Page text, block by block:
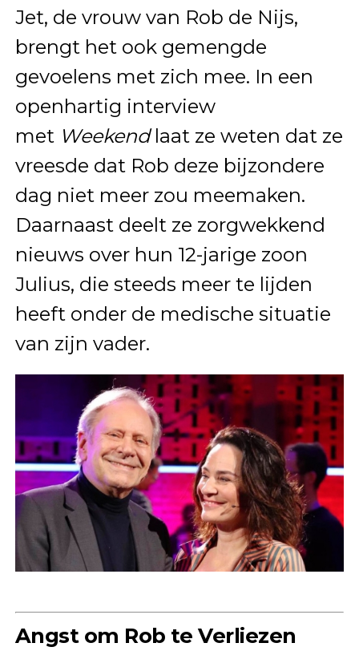
Jet, de vrouw van Rob de Nijs,
brengt het ook gemengde
gevoelens met zich mee. In een
openhartig interview
met Weekendlaat ze weten dat ze
vreesde dat Rob deze bijzondere
dag niet meer zou meemaken.
Daarnaast deelt ze zorgwekkend
nieuws over hun 12-jarige zoon
Julius, die steeds meer te lijden
heeft onder de medische situatie
van zijn vader.
Angst om Rob te Verliezen